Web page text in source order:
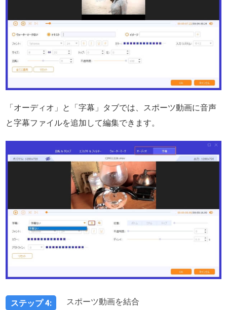
「オーディオ」と「字幕」タブでは、スポーツ動画に音声
と字幕ファイルを追加して編集できます。
ステップ 4: スポーツ動画を結合